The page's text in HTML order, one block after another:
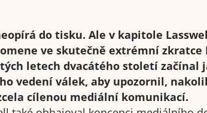
do tisku. Ale v kapitole
ve skutečně extrémní zkratce
letech dvacátého století začínal
vedení válek, aby upozornil,
cílenou mediální komunikací.